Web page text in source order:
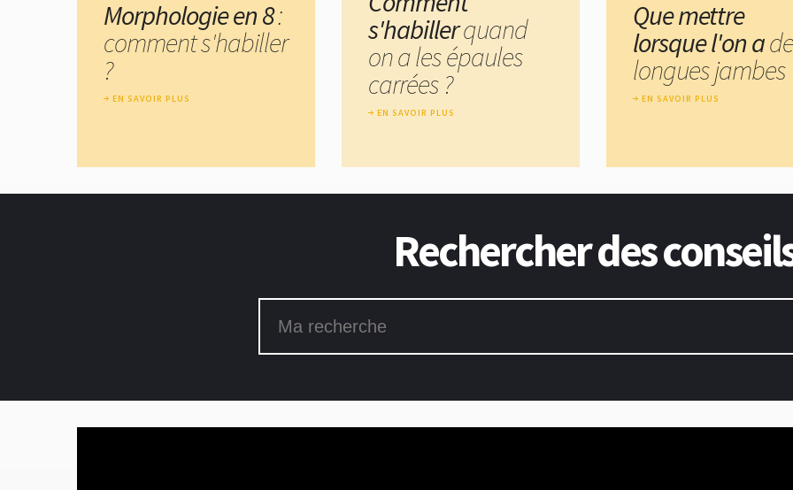
Morphologie en 8:
comment s'habiller
?
EN SAVOIR PLUS
s'habillerquand
on a les épaules
carrées ?
EN SAVOIR PLUS
Que mettre
lorsque l'on ade
longues jambes
EN SAVOIR PLUS
Rechercher des